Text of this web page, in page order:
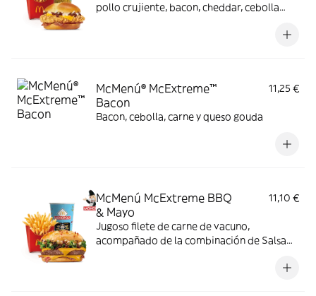
pollo crujiente, bacon, cheddar, cebolla
harina de trigo con copos de patata. ¡Sabor
McMenú® McExtreme™
Bacon
11,25 €
Bacon, cebolla, carne y queso gouda
McMenú McExtreme BBQ
& Mayo
11,10 €
Jugoso filete de carne de vacuno,
acompañado de la combinación de Salsa
doble de cheddar, lechuga fresca y tiras de